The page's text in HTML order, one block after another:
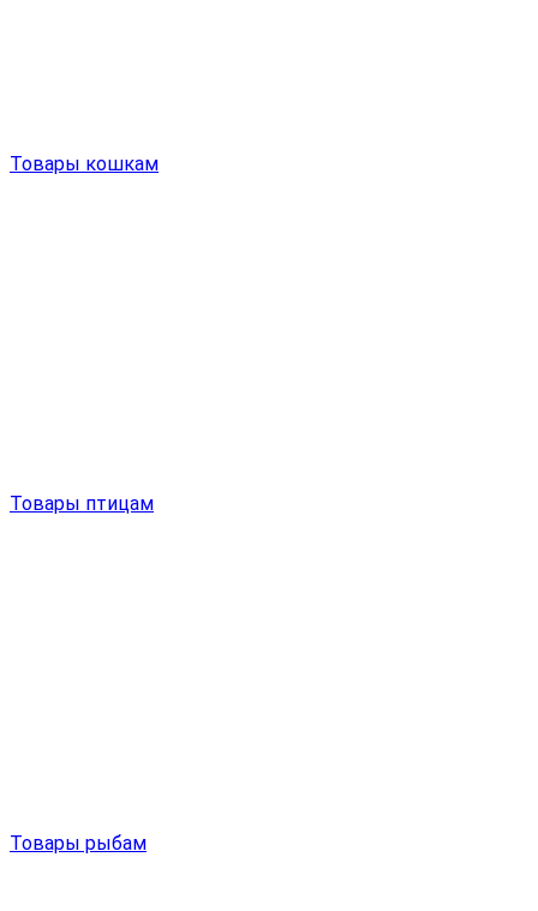
Товары кошкам
Товары птицам
Товары рыбам